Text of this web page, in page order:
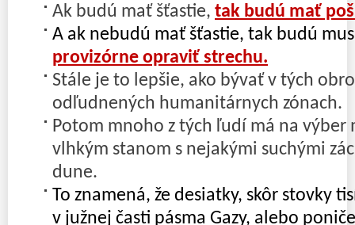
Ak budú mať šťastie, tak budú mať
A ak nebudú mať šťastie, tak budú
provizórne opraviť strechu.
Stále je to lepšie, ako bývať v tých
odľudnených humanitárnych zónach.
Potom mnoho z tých ľudí má na výber
vlhkým stanom s nejakými suchými
dune.
To znamená, že desiatky, skôr stovky
v južnej časti pásma Gazy, alebo